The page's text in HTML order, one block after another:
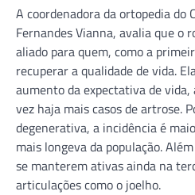
A coordenadora da ortopedia do
Fernandes Vianna, avalia que o
aliado para quem, como a
recuperar a qualidade de vida.
aumento da expectativa de vida,
vez haja mais casos de artrose.
degenerativa, a incidência é
mais longeva da população.
se manterem ativas ainda na
articulações como o joelho.